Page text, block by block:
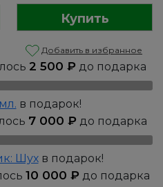
Купить
Добавить в избранное
2 500 ₽ до подарка
в подарок!
7 000 ₽ до подарка
Шухв подарок!
10 000 ₽ до подарка